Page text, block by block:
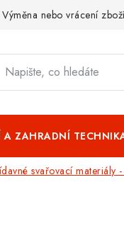
Výměna nebo vrácení
A ZAHRADNÍ
svařovací materiály